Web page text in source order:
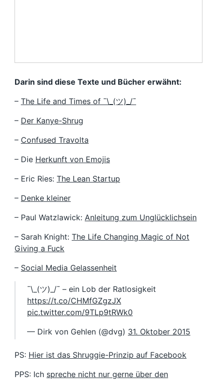
Darin sind diese Texte und Bücher erwähnt:
– The Life and Times of ¯\_(ツ)_/¯
– Der Kanye-Shrug
– Confused Travolta
– Die Herkunft von Emojis
– Eric Ries: The Lean Startup
– Denke kleiner
– Paul Watzlawick: Anleitung zum Unglücklichsein
– Sarah Knight: The Life Changing Magic of Not
Giving a Fuck
– Social Media Gelassenheit
¯\_(ツ)_/¯ – ein Lob der Ratlosigkeit
https://t.co/CHMfGZgzJX
pic.twitter.com/9TLp9tRWk0
— Dirk von Gehlen (@dvg) 31. Oktober 2015
PS: Hier ist das Shruggie-Prinzip auf Facebook
PPS: Ich spreche nicht nur gerne über den